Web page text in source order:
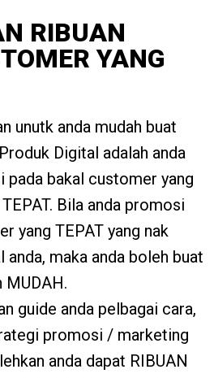
RIBUAN
YANG
unutk anda mudah buat
Digital adalah anda
pada bakal customer yang
Bila anda promosi
yang TEPAT yang nak
maka anda boleh buat
MUDAH.
guide anda pelbagai cara,
promosi / marketing
anda dapat RIBUAN